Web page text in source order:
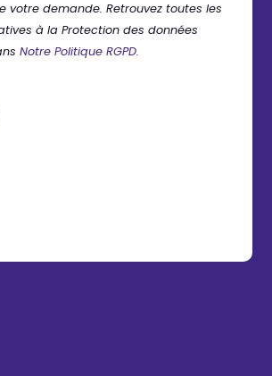
votre demande. Retrouvez toutes les
à la Protection des données
Notre Politique RGPD.